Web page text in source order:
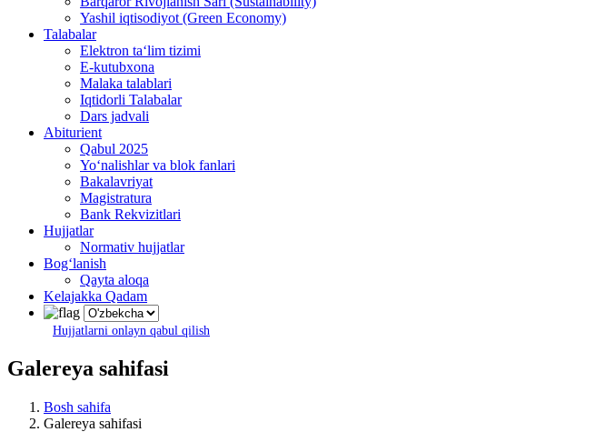
Yashil iqtisodiyot (Green Economy)
Talabalar
Elektron ta‘lim tizimi
E-kutubxona
Malaka talablari
Iqtidorli Talabalar
Dars jadvali
Abiturient
Qabul 2025
Yo‘nalishlar va blok fanlari
Bakalavriyat
Magistratura
Bank Rekvizitlari
Hujjatlar
Normativ hujjatlar
Bog‘lanish
Qayta aloqa
Kelajakka Qadam
Hujjatlarni onlayn qabul qilish
Galereya sahifasi
Bosh sahifa
Galereya sahifasi